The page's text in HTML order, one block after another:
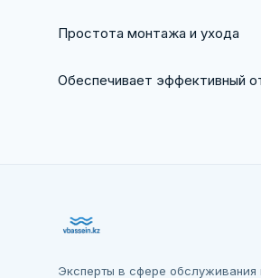
Простота монтажа и ухода
Обеспечивает эффективный
Эксперты в сфере обслуживания